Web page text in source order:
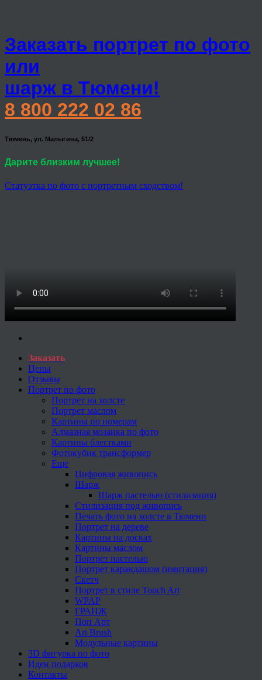
Заказать портрет по фото
или
шарж в Тюмени!
8 800 222 02 86
Тюмень, ул. Малыгина, 51/2
Дарите близким лучшее!
Статуэтка по фото с портретным сходством!
Заказать
Цены
Отзывы
Портрет по фото
Портрет на холсте
Портрет маслом
Картины по номерам
Алмазная мозаика по фото
Картины блестками
Фотокубик трансформер
Еще
Цифровая живопись
Шарж
Шарж пастелью (стилизация)
Стилизация под живопись
Печать фото на холсте в Тюмени
Портрет на дереве
Картины на досках
Картины маслом
Портрет пастелью
Портрет карандашом (имитация)
Скетч
Портрет в стиле Touch Art
WPAP
ГРАНЖ
Поп Арт
Art Brush
Модульные картины
3D фигурка по фото
Идеи подарков
Контакты